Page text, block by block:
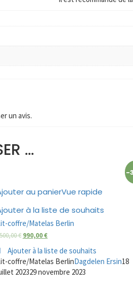
un avis.
...
-
au panierVue rapide
à la liste de souhaits
coffre/Matelas Berlin
€ 990,00€
Ajouter à la liste de souhaits
coffre/Matelas BerlinDagdelen Ersin18
202329 novembre 2023